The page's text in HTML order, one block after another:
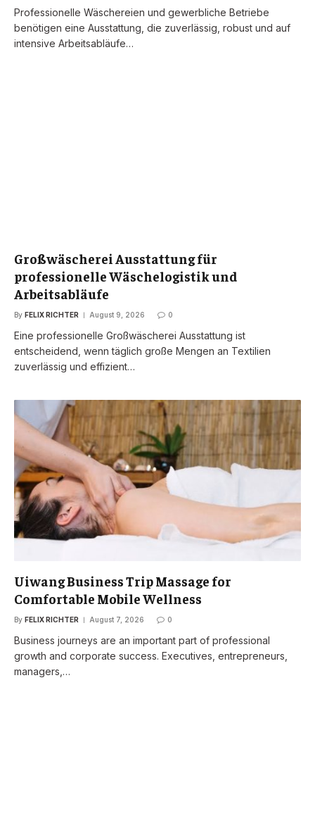
Professionelle Wäschereien und gewerbliche Betriebe
benötigen eine Ausstattung, die zuverlässig, robust und auf
intensive Arbeitsabläufe…
Großwäscherei Ausstattung für
professionelle Wäschelogistik und
Arbeitsabläufe
By FELIX RICHTER August 9, 2026 0
Eine professionelle Großwäscherei Ausstattung ist
entscheidend, wenn täglich große Mengen an Textilien
zuverlässig und effizient…
Uiwang Business Trip Massage for
Comfortable Mobile Wellness
By FELIX RICHTER August 7, 2026 0
Business journeys are an important part of professional
growth and corporate success. Executives, entrepreneurs,
managers,…